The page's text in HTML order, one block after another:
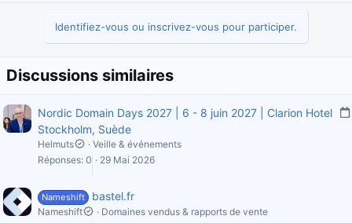
Identifiez-vous ou inscrivez-vous pour participer.
Discussions similaires
Nordic Domain Days 2027 | 6 - 8 juin 2027 | Clarion Hotel
Stockholm, Suède
Helmuts
Veille & événements
Réponses 0 29 Mai 2026
Nameshift bastel.fr
Nameshift
Domaines vendus & rapports de vente